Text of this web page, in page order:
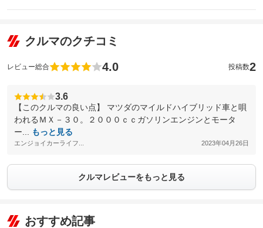
クルマのクチコミ
レビュー総合 4.0 投稿数2
3.6
【このクルマの良い点】 マツダのマイルドハイブリッド車と唄
われるＭＸ－３０。２０００ｃｃガソリンエンジンとモータ
ー...
もっと見る
エンジョイカーライフ... 2023年04月26日
クルマレビューをもっと見る
おすすめ記事